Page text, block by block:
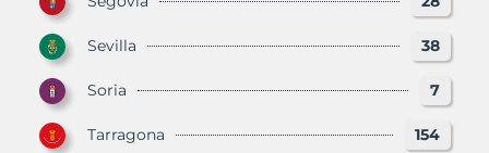
Sevilla 38
Soria 7
Tarragona 154